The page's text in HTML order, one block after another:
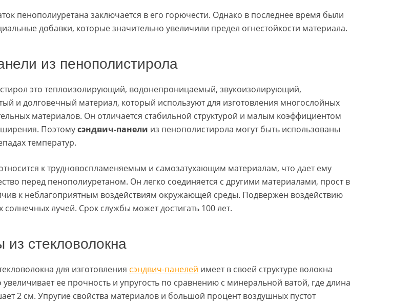
пенополиуретана заключается в его горючести. Однако в последнее время были
добавки, которые значительно увеличили предел огнестойкости материала.
из пенополистирола
это теплоизолирующий, водонепроницаемый, звукоизолирующий,
и долговечный материал, который используют для изготовления многослойных
материалов. Он отличается стабильной структурой и малым коэффициентом
Поэтомусэндвич-панели из пенополистирола могут быть использованы
температур.
к трудновоспламеняемым и самозатухающим материалам, что дает ему
перед пенополиуретаном. Он легко соединяется с другими материалами, прост в
к неблагоприятным воздействиям окружающей среды. Подвержен воздействию
солнечных лучей. Срок службы может достигать 100 лет.
стекловолокна
для изготовления сэндвич-панелей имеет в своей структуре волокна
ее прочность и упругость по сравнению с минеральной ватой, где длина
2 см. Упругие свойства материалов и большой процент воздушных пустот